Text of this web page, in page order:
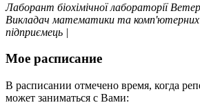
Лаборант біохімічної лабораторії
Викладач математики та
підприємець |
Мое расписание
В расписании отмечено время, когда
может заниматься с Вами: